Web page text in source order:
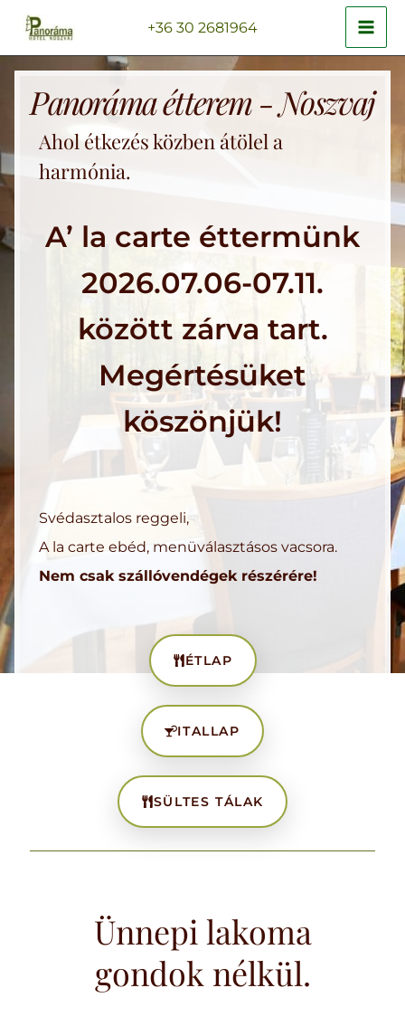
Skip
content
+36 30 2681964
Panoráma étterem - Noszvaj
Ahol étkezés közben átölel a
harmónia.
A’ la carte éttermünk
2026.07.06-07.11.
között zárva tart.
Megértésüket
köszönjük!
Svédasztalos reggeli,
A la carte ebéd, menüválasztásos vacsora.
Nem csak szállóvendégek részérére!
ÉTLAP
ITALLAP
SÜLTES TÁLAK
Ünnepi lakoma
gondok nélkül.